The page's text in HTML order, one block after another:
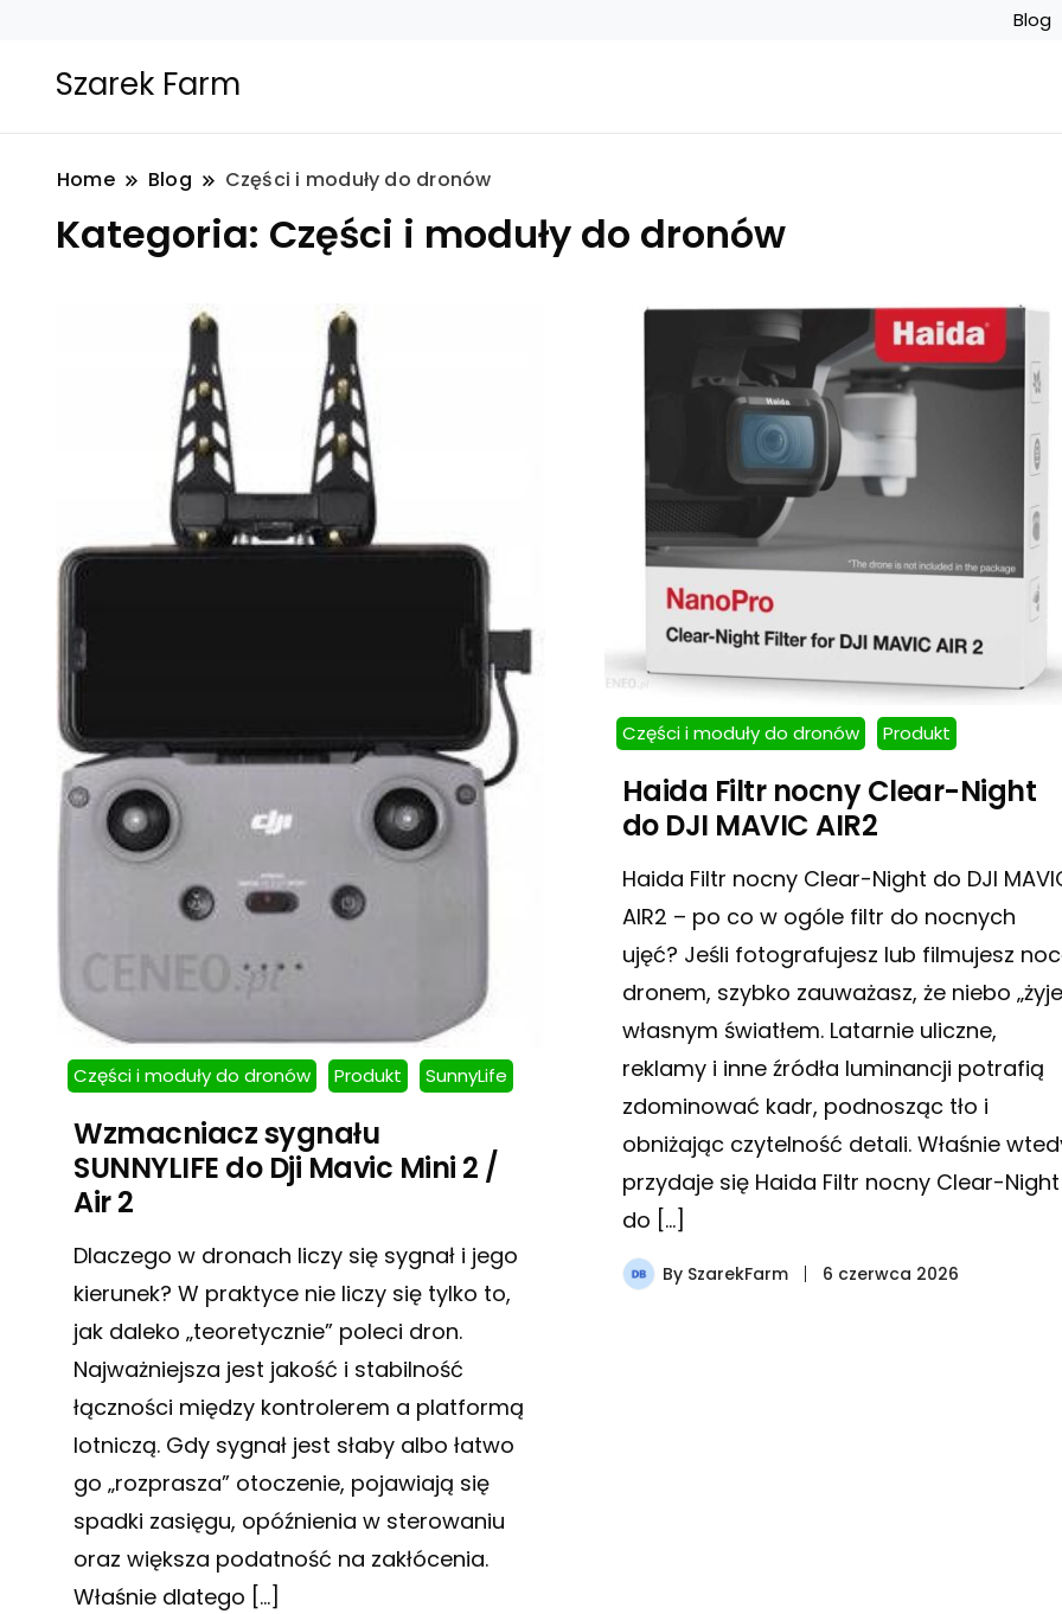
Blog
Szarek Farm
Home Blog Części i moduły do dronów
Kategoria: Części i moduły do dronów
Części i moduły do dronów Produkt SunnyLife
Wzmacniacz sygnału
SUNNYLIFE do Dji Mavic Mini 2 /
Air 2
Dlaczego w dronach liczy się sygnał i jego
kierunek? W praktyce nie liczy się tylko to,
jak daleko „teoretycznie” poleci dron.
Najważniejsza jest jakość i stabilność
łączności między kontrolerem a platformą
lotniczą. Gdy sygnał jest słaby albo łatwo
go „rozprasza” otoczenie, pojawiają się
spadki zasięgu, opóźnienia w sterowaniu
oraz większa podatność na zakłócenia.
Właśnie dlatego […]
Części i moduły do dronów Produkt
Haida Filtr nocny Clear-Night
do DJI MAVIC AIR2
Haida Filtr nocny Clear-Night do DJI
AIR2 – po co w ogóle filtr do nocnych
ujęć? Jeśli fotografujesz lub filmujesz
dronem, szybko zauważasz, że niebo
własnym światłem. Latarnie uliczne,
reklamy i inne źródła luminancji potrafią
zdominować kadr, podnosząc tło i
obniżając czytelność detali. Właśnie
przydaje się Haida Filtr nocny Clear-Night
do […]
By SzarekFarm 6 czerwca 2026